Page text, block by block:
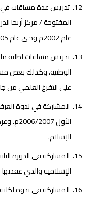
تدريس عدة مساقات
المفتوحة / مركز أريحا
عام 2002م وحتى عام 2005م.
تدريس مساقات لطلبة
الوطنية، وكذلك بعض
على التفرغ العلمي من جامعة
المشاركة في ندوة
الأول
الإسلام.
المشاركة في الدورة
الإسلامية والذي